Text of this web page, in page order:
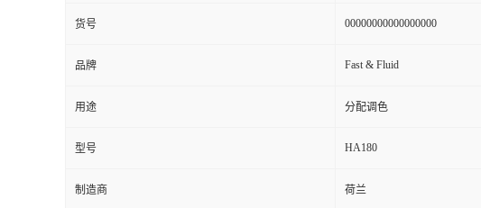
货号 00000000000000000
品牌 Fast & Fluid
用途 分配调色
型号 HA180
制造商 荷兰